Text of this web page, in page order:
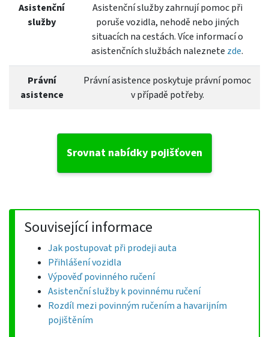
Asistenční
služby
Asistenční služby zahrnují pomoc při
poruše vozidla, nehodě nebo jiných
situacích na cestách. Více informací o
asistenčních službách naleznete zde.
Právní
asistence
Právní asistence poskytuje právní pomoc
v případě potřeby.
Srovnat nabídky pojišťoven
Související informace
Jak postupovat při prodeji auta
Přihlášení vozidla
Výpověď povinného ručení
Asistenční služby k povinnému ručení
Rozdíl mezi povinným ručením a havarijním
pojištěním